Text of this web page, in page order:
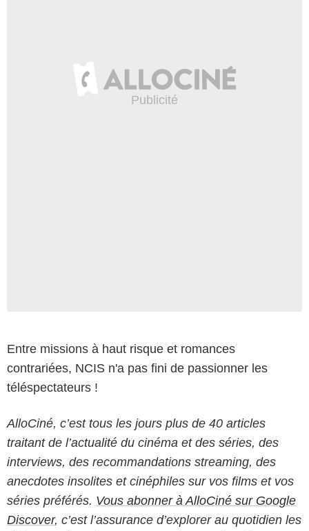
Entre missions à haut risque et romances
contrariées, NCIS n'a pas fini de passionner les
téléspectateurs !
AlloCiné, c’est tous les jours plus de 40 articles
traitant de l’actualité du cinéma et des séries, des
interviews, des recommandations streaming, des
anecdotes insolites et cinéphiles sur vos films et vos
séries préférés. Vous abonner à AlloCiné sur Google
Discover, c’est l’assurance d’explorer au quotidien les